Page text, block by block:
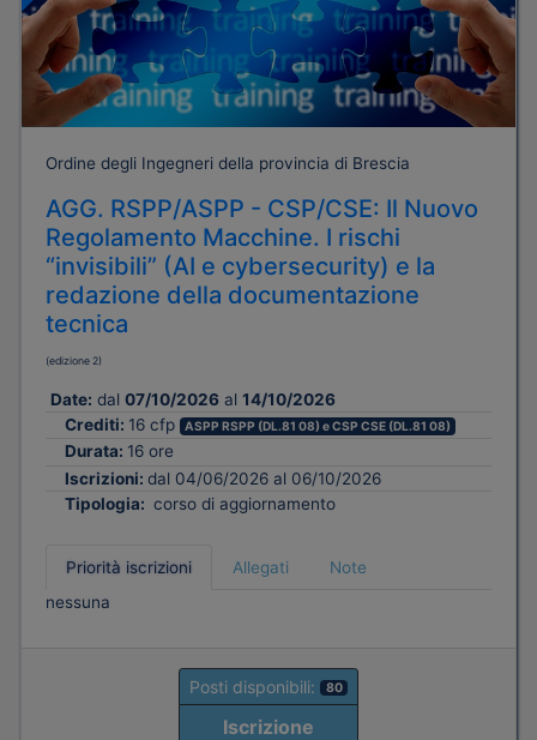
Ordine degli Ingegneri della provincia di Brescia
AGG. RSPP/ASPP - CSP/CSE: Il Nuovo
Regolamento Macchine. I rischi
“invisibili” (AI e cybersecurity) e la
redazione della documentazione
tecnica
(edizione 2)
Date: dal 07/10/2026 al 14/10/2026
Crediti: 16 cfp ASPP RSPP (DL.81 08) e CSP CSE (DL.81 08)
Durata: 16 ore
Iscrizioni: dal 04/06/2026 al 06/10/2026
Tipologia: corso di aggiornamento
Priorità iscrizioni Allegati
Note
nessuna
Posti disponibili: 80
Iscrizione